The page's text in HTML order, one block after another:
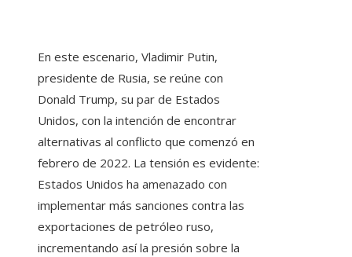
En este escenario, Vladimir Putin,
presidente de Rusia, se reúne con
Donald Trump, su par de Estados
Unidos, con la intención de encontrar
alternativas al conflicto que comenzó en
febrero de 2022. La tensión es evidente:
Estados Unidos ha amenazado con
implementar más sanciones contra las
exportaciones de petróleo ruso,
incrementando así la presión sobre la